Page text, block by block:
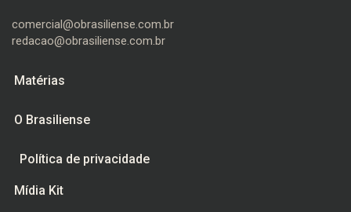
comercial@obrasiliense.com.br
redacao@obrasiliense.com.br
Matérias
O Brasiliense
Política de privacidade
Mídia Kit